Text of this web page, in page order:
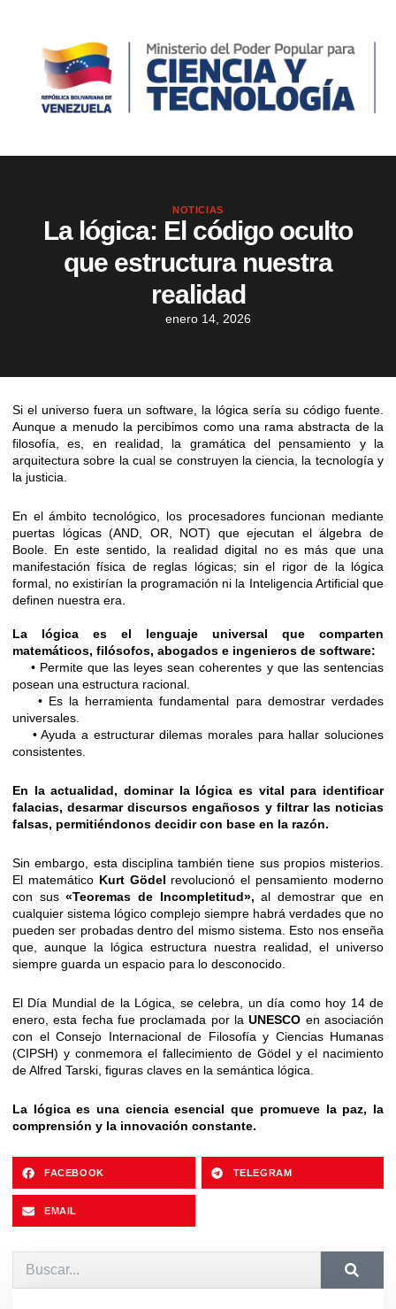
NOTICIAS
La lógica: El código oculto
que estructura nuestra
realidad
enero 14, 2026
Si el universo fuera un software, la lógica sería su código fuente.
Aunque a menudo la percibimos como una rama abstracta de la
filosofía, es, en realidad, la gramática del pensamiento y la
arquitectura sobre la cual se construyen la ciencia, la tecnología y
la justicia.
En el ámbito tecnológico, los procesadores funcionan mediante
puertas lógicas (AND, OR, NOT) que ejecutan el álgebra de
Boole. En este sentido, la realidad digital no es más que una
manifestación física de reglas lógicas; sin el rigor de la lógica
formal, no existirían la programación ni la Inteligencia Artificial que
definen nuestra era.
La lógica es el lenguaje universal que comparten
matemáticos, filósofos, abogados e ingenieros de software:
• Permite que las leyes sean coherentes y que las sentencias
posean una estructura racional.
• Es la herramienta fundamental para demostrar verdades
universales.
• Ayuda a estructurar dilemas morales para hallar soluciones
consistentes.
En la actualidad, dominar la lógica es vital para identificar
falacias, desarmar discursos engañosos y filtrar las noticias
falsas, permitiéndonos decidir con base en la razón.
Sin embargo, esta disciplina también tiene sus propios misterios.
El matemático Kurt Gödel revolucionó el pensamiento moderno
con sus«Teoremas de Incompletitud», al demostrar que en
cualquier sistema lógico complejo siempre habrá verdades que no
pueden ser probadas dentro del mismo sistema. Esto nos enseña
que, aunque la lógica estructura nuestra realidad, el universo
siempre guarda un espacio para lo desconocido.
El Día Mundial de la Lógica, se celebra, un día como hoy 14 de
enero, esta fecha fue proclamada por laUNESCO en asociación
con el Consejo Internacional de Filosofía y Ciencias Humanas
(CIPSH) y conmemora el fallecimiento de Gödel y el nacimiento
de Alfred Tarski, figuras claves en la semántica lógica.
La lógica es una ciencia esencial que promueve la paz, la
comprensión y la innovación constante.
FACEBOOK TELEGRAM
EMAIL